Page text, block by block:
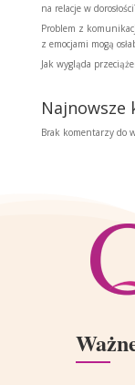
na relacje w
Problem z
z emocjami mogą
Jak wygląda
Najnowsze
Brak komentarzy do